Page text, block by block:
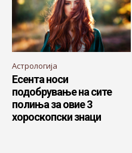
Астрологија
Есента носи
подобрување на сите
полиња за овие 3
хороскопски знаци